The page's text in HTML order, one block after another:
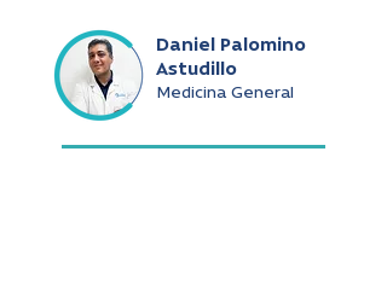
Daniel Palomino
Astudillo
Medicina General